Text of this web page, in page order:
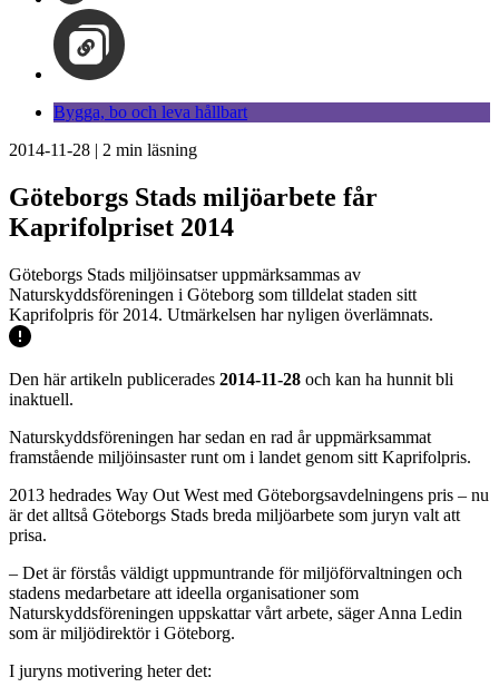
Bygga, bo och leva hållbart
2014-11-28 | 2 min läsning
Göteborgs Stads miljöarbete får
Kaprifolpriset 2014
Göteborgs Stads miljöinsatser uppmärksammas av
Naturskyddsföreningen i Göteborg som tilldelat staden sitt
Kaprifolpris för 2014. Utmärkelsen har nyligen överlämnats.
Den här artikeln publicerades 2014-11-28 och kan ha hunnit bli
inaktuell.
Naturskyddsföreningen har sedan en rad år uppmärksammat
framstående miljöinsaster runt om i landet genom sitt Kaprifolpris.
2013 hedrades Way Out West med Göteborgsavdelningens pris – nu
är det alltså Göteborgs Stads breda miljöarbete som juryn valt att
prisa.
– Det är förstås väldigt uppmuntrande för miljöförvaltningen och
stadens medarbetare att ideella organisationer som
Naturskyddsföreningen uppskattar vårt arbete, säger Anna Ledin
som är miljödirektör i Göteborg.
I juryns motivering heter det: